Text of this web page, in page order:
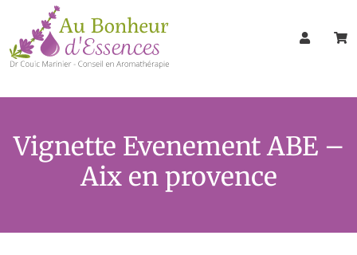
Vignette Evenement ABE –
Aix en provence